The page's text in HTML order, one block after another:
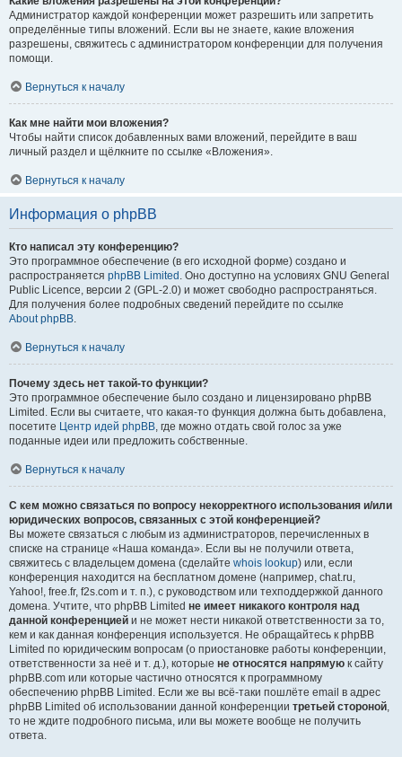
Администратор каждой конференции может разрешить или запретить
определённые типы вложений. Если вы не знаете, какие вложения
разрешены, свяжитесь с администратором конференции для получения
помощи.
Вернуться к началу
Как мне найти мои вложения?
Чтобы найти список добавленных вами вложений, перейдите в ваш
личный раздел и щёлкните по ссылке «Вложения».
Вернуться к началу
Информация о phpBB
Кто написал эту конференцию?
Это программное обеспечение (в его исходной форме) создано и
распространяется phpBB Limited . Оно доступно на условиях GNU General
Public Licence, версии 2 (GPL-2.0) и может свободно распространяться.
Для получения более подробных сведений перейдите по ссылке
About phpBB.
Вернуться к началу
Почему здесь нет такой-то функции?
Это программное обеспечение было создано и лицензировано phpBB
Limited. Если вы считаете, что какая-то функция должна быть добавлена,
посетите Центр идей phpBB, где можно отдать свой голос за уже
поданные идеи или предложить собственные.
Вернуться к началу
С кем можно связаться по вопросу некорректного использования и/или
юридических вопросов, связанных с этой конференцией?
Вы можете связаться с любым из администраторов, перечисленных в
списке на странице «Наша команда». Если вы не получили ответа,
свяжитесь с владельцем домена (сделайте whois lookup) или, если
конференция находится на бесплатном домене (например, chat.ru,
Yahoo!, free.fr, f2s.com и т. п.), с руководством или техподдержкой данного
домена. Учтите, что phpBB Limited не имеет никакого контроля над
данной конференцией и не может нести никакой ответственности за то,
кем и как данная конференция используется. Не обращайтесь к phpBB
Limited по юридическим вопросам (о приостановке работы конференции,
ответственности за неё и т. д.), которые не относятся напрямую к сайту
phpBB.com или которые частично относятся к программному
обеспечению phpBB Limited. Если же вы всё-таки пошлёте email в адрес
phpBB Limited об использовании данной конференции третьей стороной,
то не ждите подробного письма, или вы можете вообще не получить
ответа.